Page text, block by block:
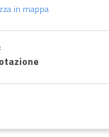
in mappa